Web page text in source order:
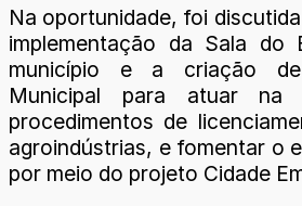
Na oportunidade, foi
implementação da Sala do
município e a criação
Municipal para atuar na
procedimentos de
agroindústrias, e fomentar o
por meio do projeto Cidade